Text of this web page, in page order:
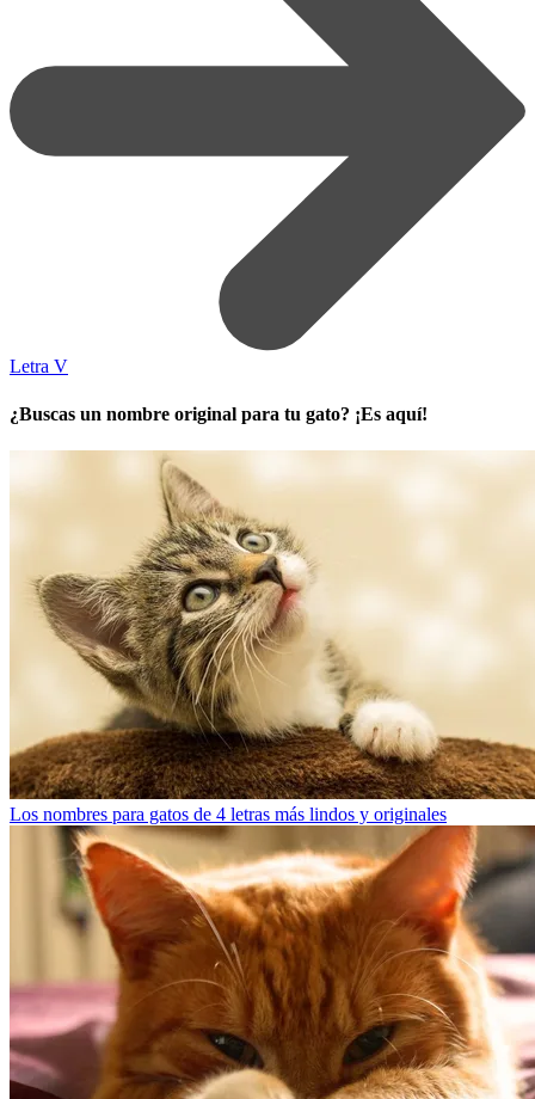
Letra V
¿Buscas un nombre original para tu gato? ¡Es aquí!
Los nombres para gatos de 4 letras más lindos y originales